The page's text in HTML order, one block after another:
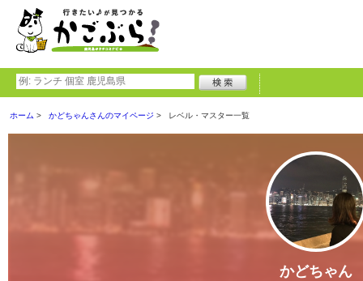
ホーム かどちゃんさんのマイページ レベル・マスター一覧
かどちゃん